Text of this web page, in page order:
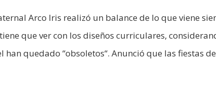
Arco Iris realizó un balance de lo que viene
que ver con los diseños curriculares,
quedado “obsoletos“. Anunció que las fiestas